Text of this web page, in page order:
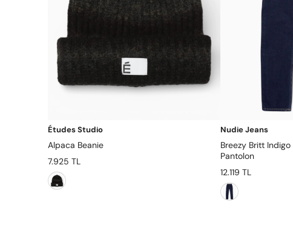
Études Studio
Alpaca Beanie
7.925 TL
Nudie Jeans
Breezy Britt Indigo
Pantolon
12.119 TL